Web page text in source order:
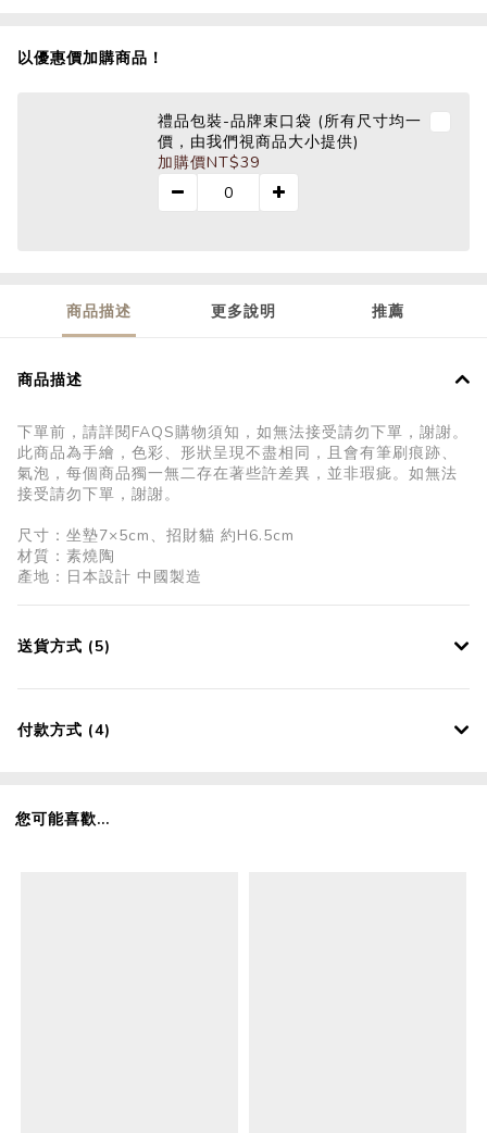
以優惠價加購商品！
禮品包裝-品牌束口袋 (所有尺寸均一
價，由我們視商品大小提供)
加購價NT$39
商品描述 更多說明 推薦
商品描述
下單前，請詳閱FAQS購物須知，如無法接受請勿下單，謝謝。
此商品為手繪，色彩、形狀呈現不盡相同，且會有筆刷痕跡、
氣泡，每個商品獨一無二存在著些許差異，並非瑕疵。如無法
接受請勿下單，謝謝。
尺寸：坐墊7×5cm、招財貓 約H6.5cm
材質：素燒陶
產地：日本設計 中國製造
送貨方式 (5)
付款方式 (4)
您可能喜歡...